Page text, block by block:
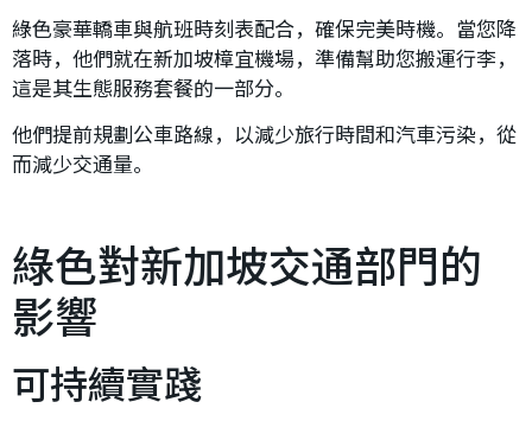
綠色豪華轎車與航班時刻表配合，確保完美時機。當您降
落時，他們就在新加坡樟宜機場，準備幫助您搬運行李，
這是其生態服務套餐的一部分。
他們提前規劃公車路線，以減少旅行時間和汽車污染，從
而減少交通量。
綠色對新加坡交通部門的
影響
可持續實踐